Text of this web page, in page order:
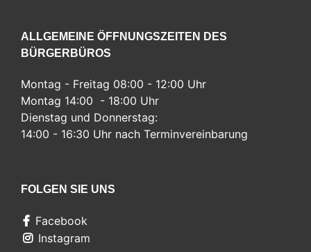
ALLGEMEINE ÖFFNUNGSZEITEN DES
BÜRGERBÜROS
Montag - Freitag 08:00 - 12:00 Uhr
Montag 14:00 - 18:00 Uhr
Dienstag und Donnerstag:
14:00 - 16:30 Uhr nach Terminvereinbarung
FOLGEN SIE UNS
Facebook
Instagram